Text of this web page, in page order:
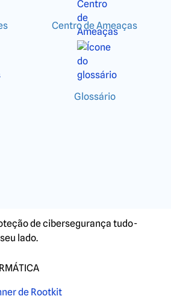
Centro de Ameaças
Glossário
de cibersegurança tudo-
lado.
de Rootkit